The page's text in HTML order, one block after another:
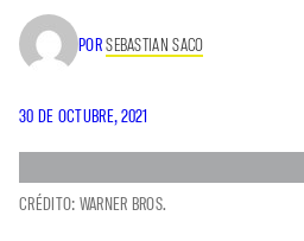
PORSEBASTIAN SACO
30 DE OCTUBRE, 2021
CRÉDITO: WARNER BROS.